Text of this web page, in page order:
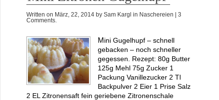
Written on März, 22, 2014 by Sam Kargl in Naschereien
| 3
Comments.
Mini Gugelhupf – schnell
gebacken – noch schneller
gegessen. Rezept: 80g Butter
125g Mehl 75g Zucker 1
Packung Vanillezucker 2 Tl
Backpulver 2 Eier 1 Prise Salz
2 EL Zitronensaft fein geriebene Zitronenschale